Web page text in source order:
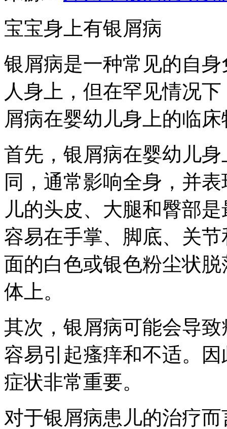
宝宝身上有银屑病
银屑病是一种常见的自
人身上，但在罕见情况
屑病在婴幼儿身上的临
首先，银屑病在婴幼儿
同，通常影响全身，并
儿的头皮、大腿和臀部
容易在手掌、脚底、关
面的白色或银色粉尘状
体上。
其次，银屑病可能会导
容易引起瘙痒和不适。
症状非常重要。
对于银屑病患儿的治疗而